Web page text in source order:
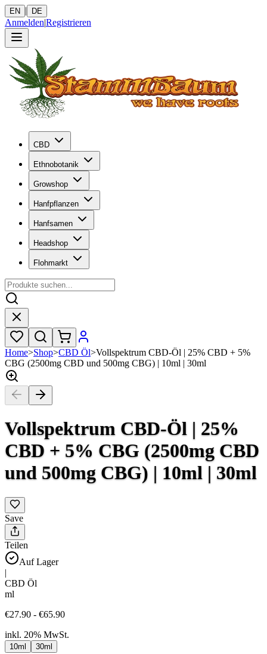
EN | DE
Anmelden|Registrieren
CBD
Ethnobotanik
Growshop
Hanfpflanzen
Hanfsamen
Headshop
Flohmarkt
Home>Shop>CBD Öl>Vollspektrum CBD-Öl | 25% CBD + 5%
CBG (2500mg CBD und 500mg CBG) | 10ml | 30ml
Vollspektrum CBD-Öl | 25%
CBD + 5% CBG (2500mg CBD
und 500mg CBG) | 10ml | 30ml
Save
Teilen
Auf Lager
|
CBD Öl
ml
€27.90 - €65.90
inkl. 20% MwSt.
10ml 30ml